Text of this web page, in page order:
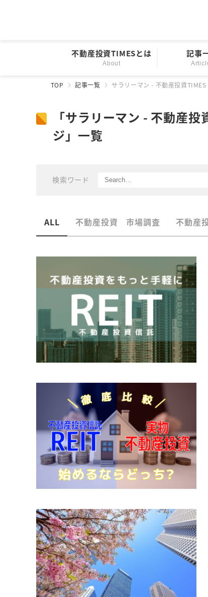
不動産投資TIMESとは
About
記事
TOP 記事一覧 サラリーマン - 不動産投資
「サラリーマン - 不動産
ジ」一覧
検索ワード
ALL 不動産投資 市場調査 不動産